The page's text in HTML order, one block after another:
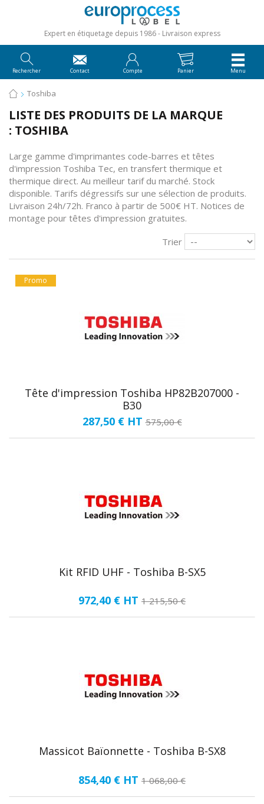
Expert en étiquetage depuis 1986 Livraison express
Rechercher Contact Compte Panier Menu
Toshiba
LISTE DES PRODUITS DE LA MARQUE
: TOSHIBA
Large gamme d'imprimantes code-barres et têtes
d'impression Toshiba Tec, en transfert thermique et
thermique direct. Au meilleur tarif du marché. Stock
disponible. Tarifs dégressifs sur une sélection de produits.
Livraison 24h/72h. Franco à partir de 500€ HT. Notices de
montage pour têtes d'impression gratuites.
Trier
Promo
Tête d'impression Toshiba HP82B207000 -
B30
287,50 € HT 575,00 €
Kit RFID UHF - Toshiba B-SX5
972,40 € HT 1 215,50 €
Massicot Baïonnette - Toshiba B-SX8
854,40 € HT 1 068,00 €